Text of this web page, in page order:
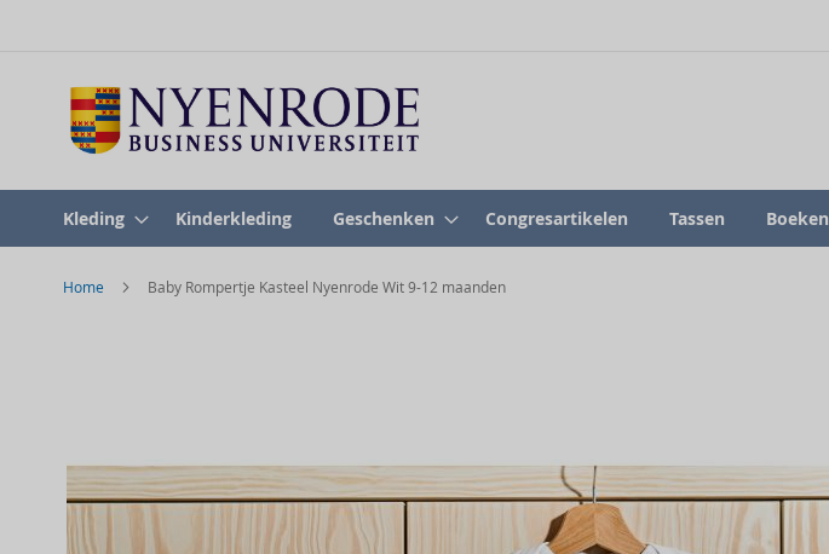
Kleding Kinderkleding Geschenken Congresartikelen Tassen Boeken
Home Baby Rompertje Kasteel Nyenrode Wit 9-12 maanden
images
gallery